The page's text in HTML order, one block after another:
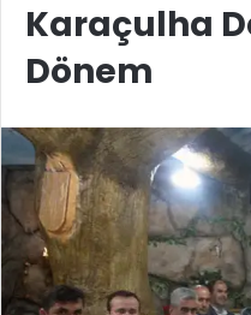
Karaçulha
Dönem